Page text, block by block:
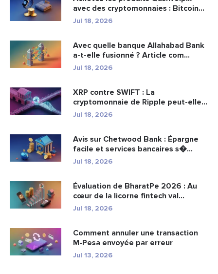
avec des cryptomonnaies : Bitcoin...
Jul 18, 2026
Avec quelle banque Allahabad Bank
a-t-elle fusionné ? Article com...
Jul 18, 2026
XRP contre SWIFT : La
cryptomonnaie de Ripple peut-elle
remplacer...
Jul 18, 2026
Avis sur Chetwood Bank : Épargne
facile et services bancaires s�...
Jul 18, 2026
Évaluation de BharatPe 2026 : Au
cœur de la licorne fintech val...
Jul 18, 2026
Comment annuler une transaction
M-Pesa envoyée par erreur
Jul 13, 2026